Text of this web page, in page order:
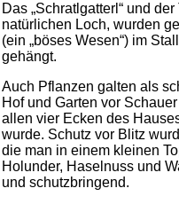
Das „Schratlgatterl“ und
natürlichen Loch, wurden
(ein „böses Wesen“) im
gehängt.
Auch Pflanzen galten als
Hof und Garten vor
allen vier Ecken des
wurde. Schutz vor Blitz
die man in einem kleinen
Holunder, Haselnuss und
und schutzbringend.